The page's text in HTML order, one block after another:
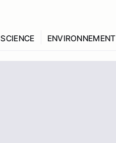
SCIENCE ENVIRONNEMENT